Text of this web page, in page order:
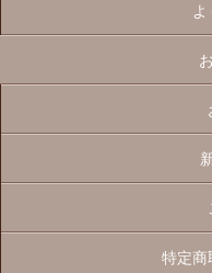
よ
特定商